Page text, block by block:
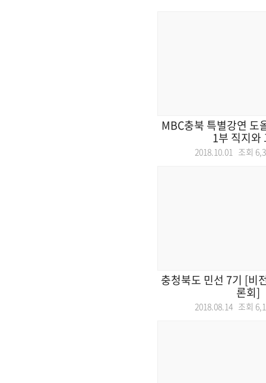
MBC충북 특별강연 도
1부 직지와
2018.10.01 조회
충청북도 민선 7기 [비
론회]
2018.08.14 조회